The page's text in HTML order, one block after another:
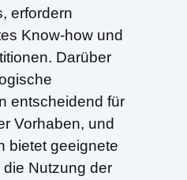
erfordern
Know-how und
Darüber
entscheidend für
Vorhaben, und
bietet geeignete
Nutzung der